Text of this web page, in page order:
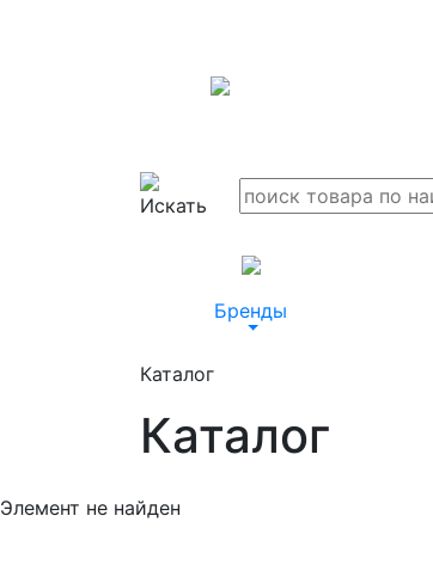
Бренды
Каталог
Каталог
Элемент не найден